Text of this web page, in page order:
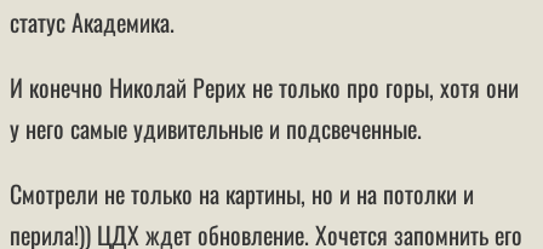
статус Академика.
И конечно Николай Рерих не только про горы, хотя они
у него самые удивительные и подсвеченные.
Смотрели не только на картины, но и на потолки и
перила!)) ЦДХ ждет обновление. Хочется запомнить его